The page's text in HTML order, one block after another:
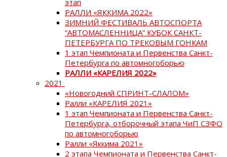
РАЛЛИ «ЯККИМА 2022»
ЗИМНИЙ ФЕСТИВАЛЬ АВТОСПОРТА
“АВТОМАСЛЕННИЦА” КУБОК САНКТ-
ПЕТЕРБУРГА ПО ТРЕКОВЫМ ГОНКАМ
1 этап Чемпионата и Первенства Санкт-
Петербурга по автомногоборью
РАЛЛИ «КАРЕЛИЯ 2022»
2021
«Новогодний СПРИНТ-СЛАЛОМ»
Ралли «КАРЕЛИЯ 2021»
1 этап Чемпионата и Первенства Санкт-
Петербурга, отборочный этапа ЧиП СЗФО
по автомногоборью
Ралли «Яккима 2021»
2 этапа Чемпионата и Первенства Санкт-